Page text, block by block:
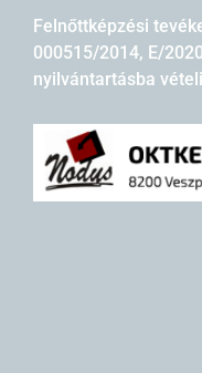
Felnőttképzési
000515/2014, E/
nyilvántartásba